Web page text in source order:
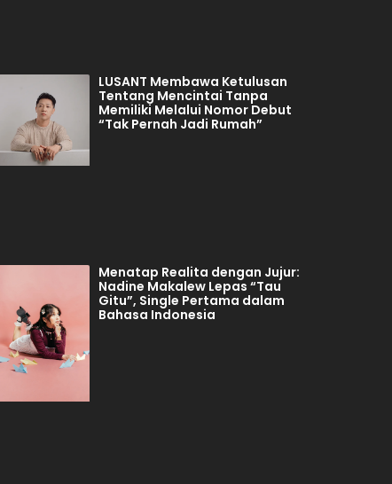
LUSANT Membawa Ketulusan
Tentang Mencintai Tanpa
Memiliki Melalui Nomor Debut
“Tak Pernah Jadi Rumah”
Menatap Realita dengan Jujur:
Nadine Makalew Lepas “Tau
Gitu”, Single Pertama dalam
Bahasa Indonesia